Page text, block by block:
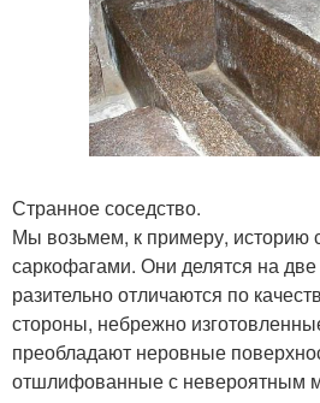
Странное соседство.
Мы возьмем, к примеру, историю
саркофагами. Они делятся на
разительно отличаются по
стороны, небрежно
преобладают неровные
отшлифованные с невероятным